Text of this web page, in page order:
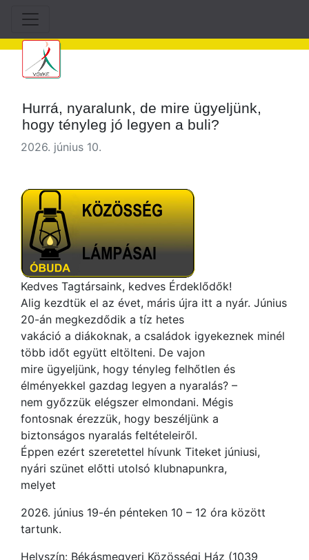
Hurrá, nyaralunk, de mire ügyeljünk,
hogy tényleg jó legyen a buli?
2026. június 10.
Kedves Tagtársaink, kedves Érdeklődők!
Alig kezdtük el az évet, máris újra itt a nyár. Június
20-án megkezdődik a tíz hetes
vakáció a diákoknak, a családok igyekeznek minél
több időt együtt eltölteni. De vajon
mire ügyeljünk, hogy tényleg felhőtlen és
élményekkel gazdag legyen a nyaralás? –
nem győzzük elégszer elmondani. Mégis
fontosnak érezzük, hogy beszéljünk a
biztonságos nyaralás feltételeiről.
Éppen ezért szeretettel hívunk Titeket júniusi,
nyári szünet előtti utolsó klubnapunkra,
melyet
2026. június 19-én pénteken 10 – 12 óra között
tartunk.
Helyszín: Békásmegyeri Közösségi Ház (1039